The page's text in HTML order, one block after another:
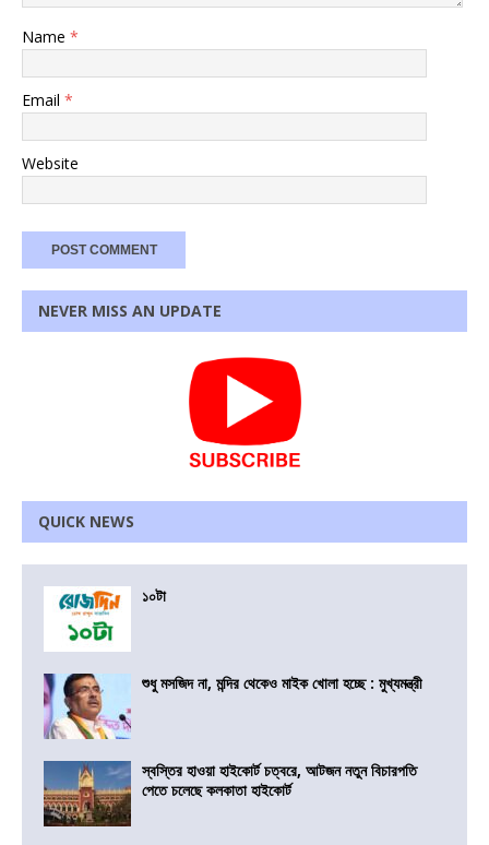
Name *
Email *
Website
NEVER MISS AN UPDATE
QUICK NEWS
১০টা
শুধু মসজিদ না, মন্দির থেকেও মাইক খোলা হচ্ছে : মুখ্যমন্ত্রী
স্বস্তির হাওয়া হাইকোর্ট চত্বরে, আটজন নতুন বিচারপতি
পেতে চলেছে কলকাতা হাইকোর্ট